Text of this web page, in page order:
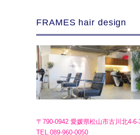
FRAMES hair design
〒790-0942 愛媛県松山市古川北4-6-
TEL.089-960-0050